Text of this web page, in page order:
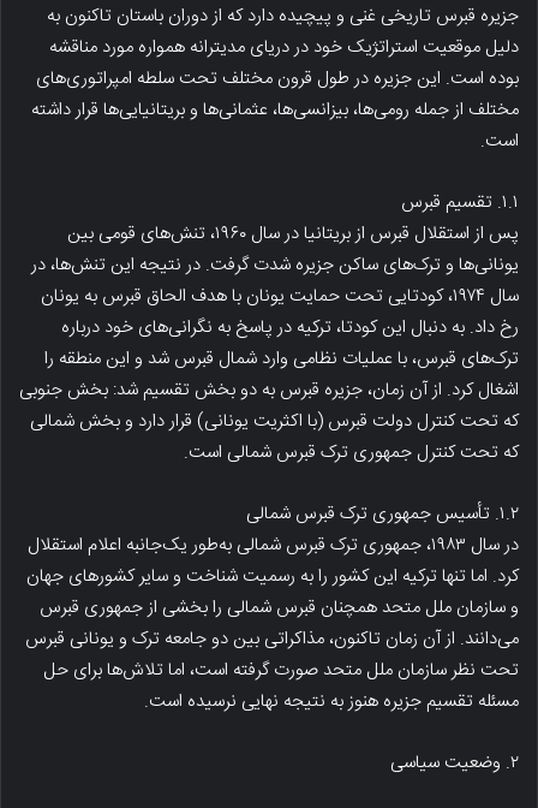
جزیره قبرس تاریخی غنی و پیچیده دارد که از دوران باستان تاکنون به
دلیل موقعیت استراتژیک خود در دریای مدیترانه همواره مورد مناقشه
بوده است. این جزیره در طول قرون مختلف تحت سلطه امپراتوری‌های
مختلف از جمله رومی‌ها، بیزانسی‌ها، عثمانی‌ها و بریتانیایی‌ها قرار داشته
است.
۱.۱. تقسیم قبرس
پس از استقلال قبرس از بریتانیا در سال ۱۹۶۰، تنش‌های قومی بین
یونانی‌ها و ترک‌های ساکن جزیره شدت گرفت. در نتیجه این تنش‌ها، در
سال ۱۹۷۴، کودتایی تحت حمایت یونان با هدف الحاق قبرس به یونان
رخ داد. به دنبال این کودتا، ترکیه در پاسخ به نگرانی‌های خود درباره
ترک‌های قبرس، با عملیات نظامی وارد شمال قبرس شد و این منطقه را
اشغال کرد. از آن زمان، جزیره قبرس به دو بخش تقسیم شد: بخش جنوبی
که تحت کنترل دولت قبرس (با اکثریت یونانی) قرار دارد و بخش شمالی
که تحت کنترل جمهوری ترک قبرس شمالی است.
۱.۲. تأسیس جمهوری ترک قبرس شمالی
در سال ۱۹۸۳، جمهوری ترک قبرس شمالی به‌طور یک‌جانبه اعلام استقلال
کرد. اما تنها ترکیه این کشور را به رسمیت شناخت و سایر کشورهای جهان
و سازمان ملل متحد همچنان قبرس شمالی را بخشی از جمهوری قبرس
می‌دانند. از آن زمان تاکنون، مذاکراتی بین دو جامعه ترک و یونانی قبرس
تحت نظر سازمان ملل متحد صورت گرفته است، اما تلاش‌ها برای حل
مسئله تقسیم جزیره هنوز به نتیجه نهایی نرسیده است.
۲. وضعیت سیاسی